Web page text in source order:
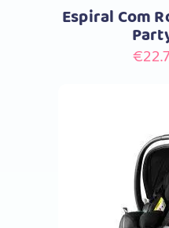
Espiral Com
€